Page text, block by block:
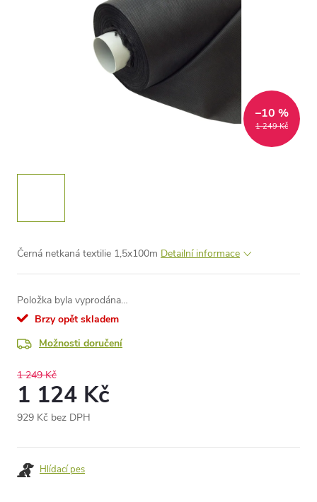
1 249 Kč
–10 %
Černá netkaná textilie 1,5x100m Detailní informace
Položka byla vyprodána…
Brzy opět skladem
Možnosti doručení
1 249 Kč
1 124 Kč
929 Kč bez DPH
cena:
Hlídací pes